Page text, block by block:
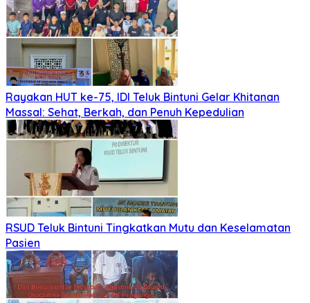
Rayakan HUT ke-75, IDI Teluk Bintuni Gelar Khitanan
Massal: Sehat, Berkah, dan Penuh Kepedulian
RSUD Teluk Bintuni Tingkatkan Mutu dan Keselamatan
Pasien